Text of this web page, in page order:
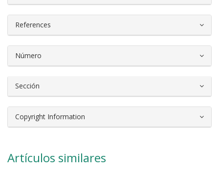
References
Número
Sección
Copyright Information
Artículos similares